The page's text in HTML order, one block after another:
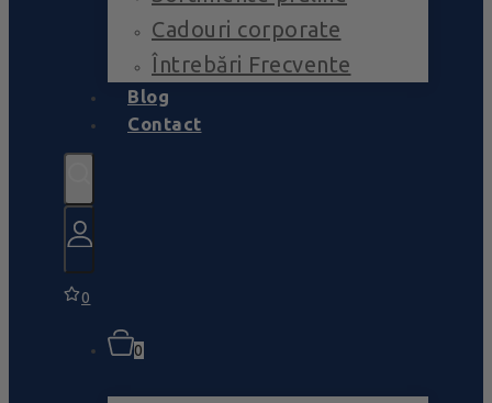
Cadouri corporate
Întrebări Frecvente
Blog
Contact
0
0